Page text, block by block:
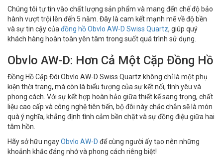
Chúng tôi tự tin vào chất lượng sản phẩm và mang đến chế độ bảo
hành vượt trội lên đến 5 năm. Đây là cam kết mạnh mẽ về độ bền
và sự tin cậy của đồng hồ Obvlo AW-D Swiss Quartz, giúp quý
khách hàng hoàn toàn yên tâm trong suốt quá trình sử dụng.
Obvlo AW-D: Hơn Cả Một Cặp Đồng Hồ
Đồng Hồ Cặp Đôi Obvlo AW-D Swiss Quartz không chỉ là một phụ
kiện thời trang, mà còn là biểu tượng của sự kết nối, tình yêu và
phong cách. Với sự kết hợp hoàn hảo giữa thiết kế sang trọng, chất
liệu cao cấp và công nghệ tiên tiến, bộ đôi này chắc chắn sẽ là món
quà ý nghĩa, khẳng định tình cảm bền chặt và sự đồng điệu giữa hai
tâm hồn.
Hãy sở hữu ngayObvlo AW-D để cùng người ấy tạo nên những
khoảnh khắc đáng nhớ và phong cách riêng biệt!